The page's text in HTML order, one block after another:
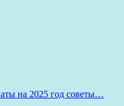
на 2025 год советы…